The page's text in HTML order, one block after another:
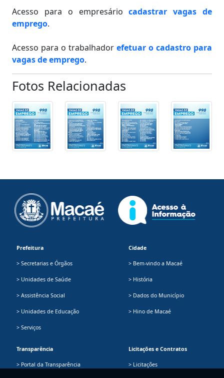
Acesso para o empresáriocadastrar vagas de
emprego.
Acesso para o trabalhador efetuar o cadastro para
vagas de emprego.
Fotos Relacionadas
Prefeitura
> Secretarias e Órgãos
> Unidades de Saúde
> Assistência Social
> Unidades de Educação
> Serviços
Cidade
> Bem-vindo a Macaé
> História
> Dados do Município
> Hino de Macaé
Transparência
> Portal da Transparência
Licitações e Contratos
> Licitações